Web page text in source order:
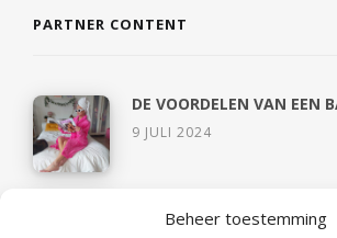
Beheer toestemming
PARTNER CONTENT
DE VOORDELEN VAN EEN
9 JULI 2024